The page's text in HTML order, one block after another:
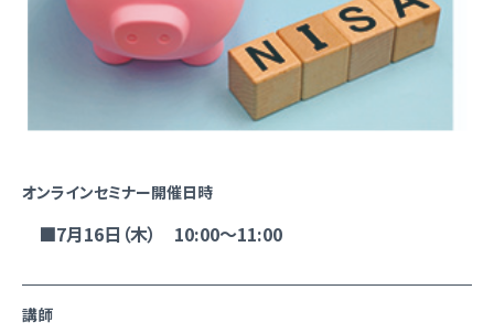
オンラインセミナー開催日時
■7月16日（木） 10:00～11:00
講師